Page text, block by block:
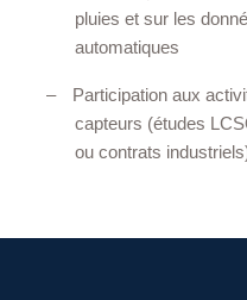
pluies et sur les
automatiques
–
Participation aux
capteurs (études
ou contrats